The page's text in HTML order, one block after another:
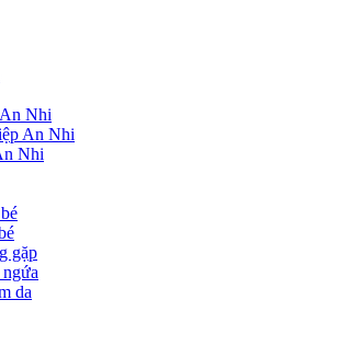
Nhi
An Nhi
Nhi
gặp
da